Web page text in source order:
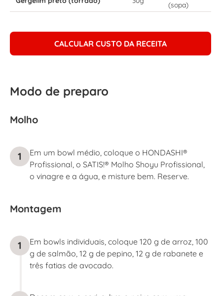
(sopa)
CALCULAR CUSTO DA RECEITA
Modo de preparo
Molho
1
Em um bowl médio, coloque o HONDASHI®
Profissional, o SATIS!® Molho Shoyu Profissional,
o vinagre e a água, e misture bem. Reserve.
Montagem
1
Em bowls individuais, coloque 120 g de arroz, 100
g de salmão, 12 g de pepino, 12 g de rabanete e
três fatias de avocado.